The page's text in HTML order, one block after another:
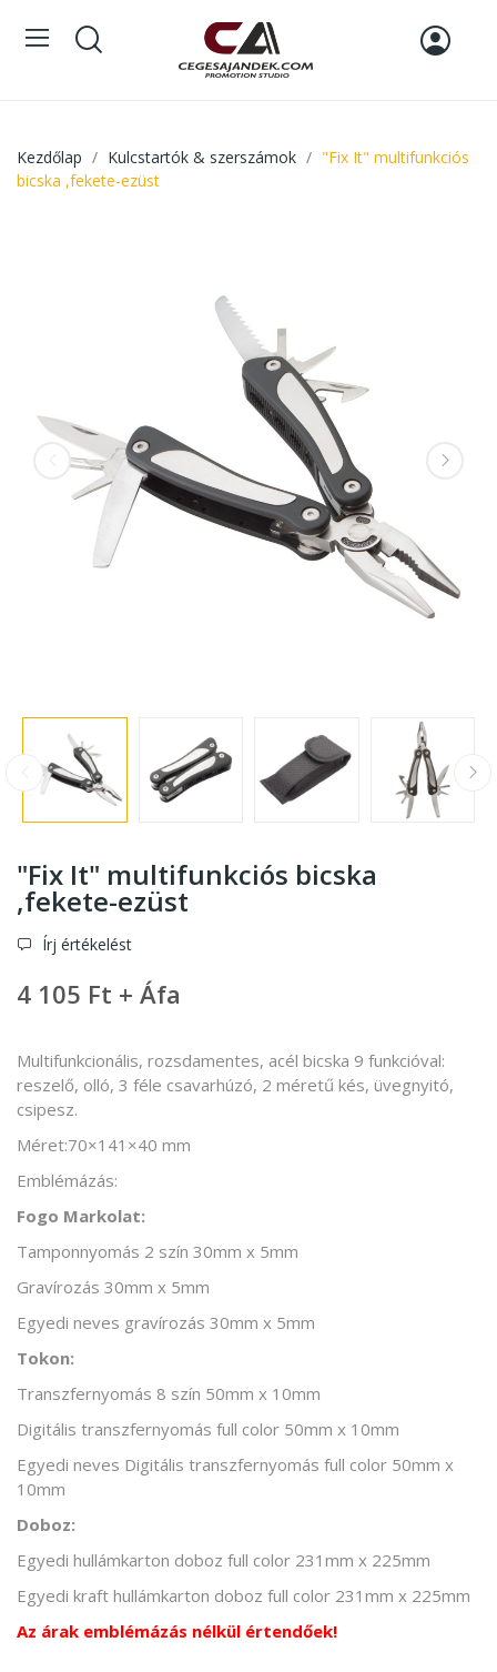
Kezdőlap Kulcstartók & szerszámok
"Fix It" multifunkciós
bicska ,fekete-ezüst
"Fix It" multifunkciós bicska
,fekete-ezüst
Írj értékelést
4 105 Ft + Áfa
Multifunkcionális, rozsdamentes, acél bicska 9 funkcióval:
reszelő, olló, 3 féle csavarhúzó, 2 méretű kés, üvegnyitó,
csipesz.
Méret:70×141×40 mm
Emblémázás:
Fogo Markolat:
Tamponnyomás 2 szín 30mm x 5mm
Gravírozás 30mm x 5mm
Egyedi neves gravírozás 30mm x 5mm
Tokon:
Transzfernyomás 8 szín 50mm x 10mm
Digitális transzfernyomás full color 50mm x 10mm
Egyedi neves Digitális transzfernyomás full color 50mm x
10mm
Doboz:
Egyedi hullámkarton doboz full color 231mm x 225mm
Egyedi kraft hullámkarton doboz full color 231mm x 225mm
Az árak emblémázás nélkül értendőek!